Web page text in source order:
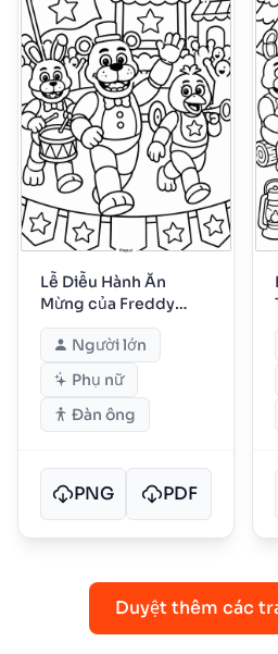
Lễ Diễu Hành Ăn
Mừng của Freddy
Fazbear
Người lớn
Phụ nữ
Đàn ông
PNG PDF
Duyệt thêm các